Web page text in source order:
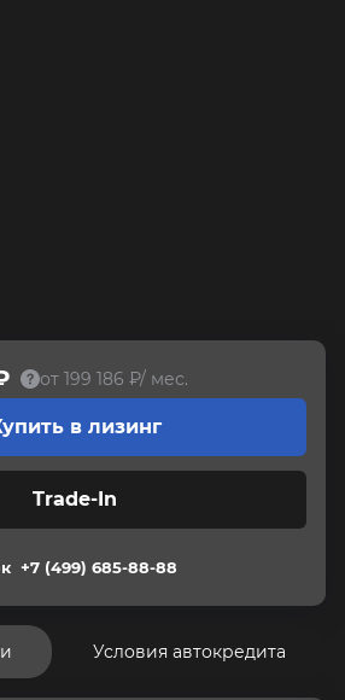
от 199 186 ₽/ мес.
в лизинг
Trade-In
+7 (499) 685-88-88
Условия автокредита